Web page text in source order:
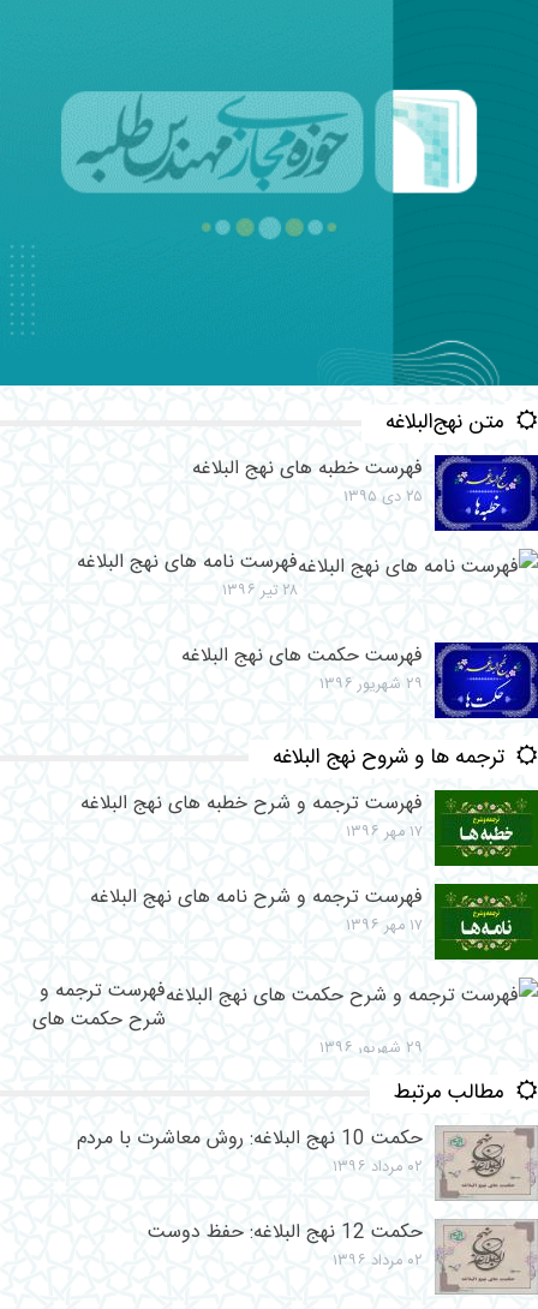
متن نهج‌البلاغه
فهرست خطبه های نهج البلاغه
۲۵ دی ۱۳۹۵
فهرست نامه های نهج البلاغه
۲۸ تیر ۱۳۹۶
فهرست حکمت های نهج البلاغه
۲۹ شهریور ۱۳۹۶
ترجمه ها و شروح نهج البلاغه
فهرست ترجمه و شرح خطبه های نهج البلاغه
۱۷ مهر ۱۳۹۶
فهرست ترجمه و شرح نامه های نهج البلاغه
۱۷ مهر ۱۳۹۶
فهرست ترجمه و
شرح حکمت های
۲۹ شهریور ۱۳۹۶
مطالب مرتبط
حکمت 10 نهج البلاغه: روش معاشرت با مردم
۰۲ مرداد ۱۳۹۶
حکمت 12 نهج البلاغه: حفظ دوست
۰۲ مرداد ۱۳۹۶